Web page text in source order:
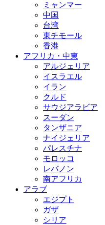
ミャンマー
中国
台湾
東チモール
香港
アフリカ・中東
アルジェリア
イスラエル
イラン
クルド
サウジアラビア
スーダン
タンザニア
ナイジェリア
パレスチナ
モロッコ
レバノン
南アフリカ
アラブ
エジプト
ガザ
シリア